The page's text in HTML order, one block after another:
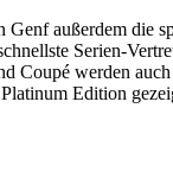
Genf außerdem die
Serien-
Coupé werden
Edition